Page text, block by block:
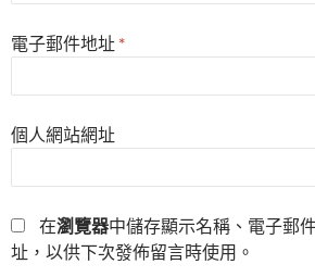
電子郵件地址 *
個人網站網址
在瀏覽器中儲存顯示名稱、電子郵
址，以供下次發佈留言時使用。